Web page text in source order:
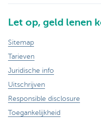
Let op, geld lenen
Sitemap
Tarieven
Juridische info
Uitschrijven
Responsible disclosure
Toegankelijkheid